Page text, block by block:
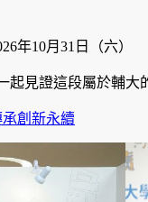
年10月31日（六）
起見證這段屬於輔大
創新永續